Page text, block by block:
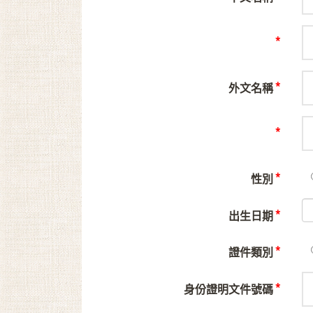
*
外文名稱*
*
性別*
出生日期*
證件類別*
身份證明文件號碼*